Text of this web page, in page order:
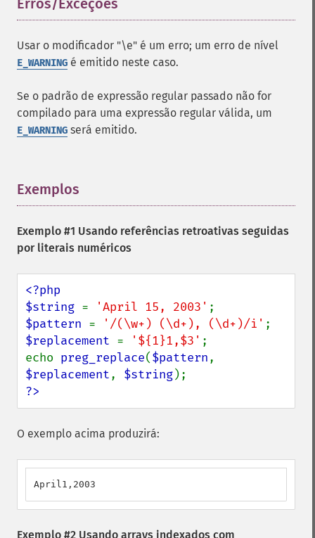
Erros/Exceções
Usar o modificador "\e" é um erro; um erro de nível
E_WARNING é emitido neste caso.
Se o padrão de expressão regular passado não for
compilado para uma expressão regular válida, um
E_WARNING será emitido.
Exemplos
Exemplo #1 Usando referências retroativas seguidas
por literais numéricos
<?php
$string = 'April 15, 2003'
$pattern = '/(\w+) (\d+), (\d+)/i'
$replacement = '${1}1,$3' ;
echo preg_replace($pattern
$replacement, $string
?>
O exemplo acima produzirá:
April1,2003
Exemplo #2 Usando arrays indexados com